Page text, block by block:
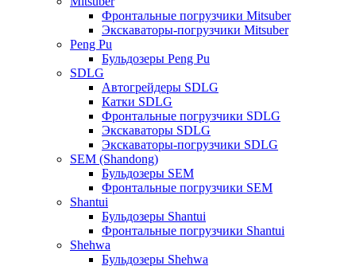
Фронтальные погрузчики Mitsuber
Экскаваторы-погрузчики Mitsuber
Peng Pu
Бульдозеры Peng Pu
SDLG
Автогрейдеры SDLG
Катки SDLG
Фронтальные погрузчики SDLG
Экскаваторы SDLG
Экскаваторы-погрузчики SDLG
SEM (Shandong)
Бульдозеры SEM
Фронтальные погрузчики SEM
Shantui
Бульдозеры Shantui
Фронтальные погрузчики Shantui
Shehwa
Бульдозеры Shehwa